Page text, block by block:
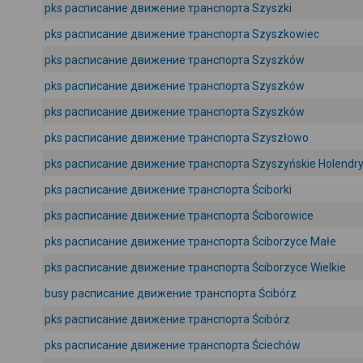
pks расписание движение транспорта Szyszki
pks расписание движение транспорта Szyszkowiec
pks расписание движение транспорта Szyszków
pks расписание движение транспорта Szyszków
pks расписание движение транспорта Szyszków
pks расписание движение транспорта Szyszłowo
pks расписание движение транспорта Szyszyńskie Holendry
pks расписание движение транспорта Ściborki
pks расписание движение транспорта Ściborowice
pks расписание движение транспорта Ściborzyce Małe
pks расписание движение транспорта Ściborzyce Wielkie
busy расписание движение транспорта Ścibórz
pks расписание движение транспорта Ścibórz
pks расписание движение транспорта Ściechów